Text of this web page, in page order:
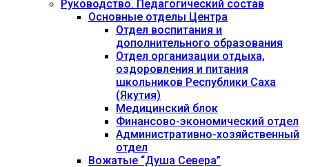
Руководство. Педагогический состав
Основные отделы Центра
Отдел воспитания и
дополнительного образования
Отдел организации отдыха,
оздоровления и питания
школьников Республики Саха
(Якутия)
Медицинский блок
Финансово-экономический отдел
Административно-хозяйственный
отдел
Вожатые “Душа Севера”